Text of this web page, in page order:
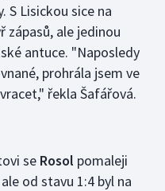
S Lisickou sice na
zápasů, ale jedinou
antuce. "Naposledy
prohrála jsem ve
řekla Šafářová.
se Rosol pomaleji
od stavu 1:4 byl na